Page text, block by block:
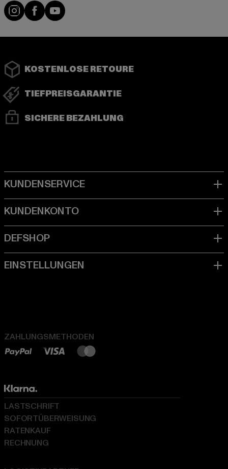
Instagram
FacebookYouTube
KOSTENLOSE RETOURE
TIEFPREISGARANTIE
SICHERE BEZAHLUNG
ZAHLUNGSMETHODEN
LASTSCHRIFT
SOFORTÜBERWEISUNG
RATENKAUF
RECHNUNG